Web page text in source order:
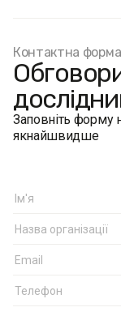
Контактна форма
Заповніть форму
якнайшвидше